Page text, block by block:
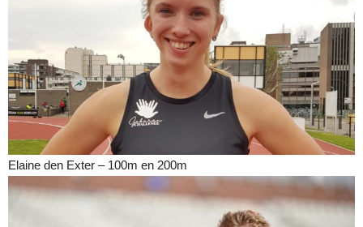
Elaine den Exter – 100m en 200m